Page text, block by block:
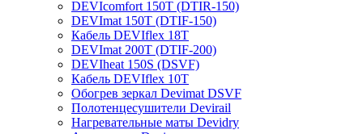
DEVIcomfort 150T (DTIR-150)
DEVImat 150T (DTIF-150)
Кабель DEVIflex 18T
DEVImat 200T (DTIF-200)
DEVIheat 150S (DSVF)
Кабель DEVIflex 10T
Обогрев зеркал Devimat DSVF
Полотенцесушители Devirail
Нагревательные маты Devidry